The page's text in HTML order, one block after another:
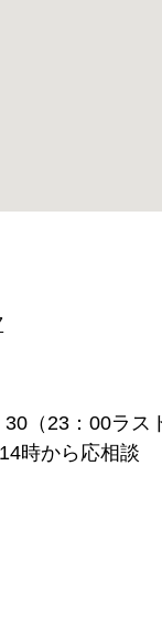
（23：00ラス
時から応相談